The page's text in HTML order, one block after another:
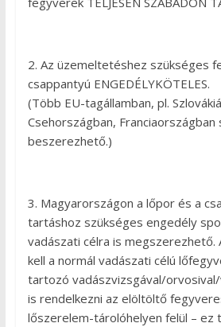
2. Az üzemeltetéshez szükséges
csappantyú ENGEDÉLYKÖTELES.
(Több EU-tagállamban, pl.
Csehországban, Franciaországban
beszerezhető.)
3. Magyarországon a lőpor és a
tartáshoz szükséges engedély
vadászati célra is megszerezhető.
kell a normál vadászati célú
tartozó vadászvizsgával/
is rendelkezni az elöltöltő
lőszerelem-tárolóhelyen felül – ez